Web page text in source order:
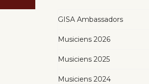
GISA Ambassadors
Musiciens 2026
Musiciens 2025
Musiciens 2024